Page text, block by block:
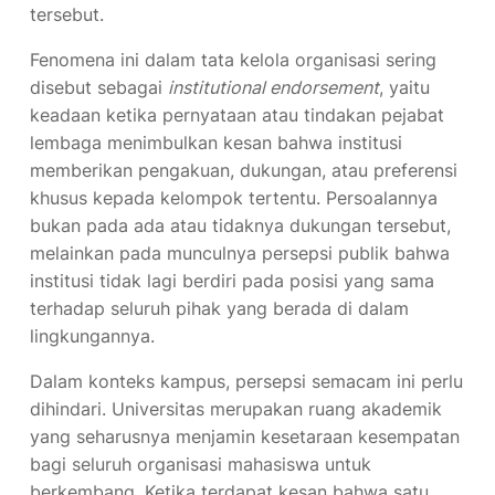
disebut sebagaiinstitutional endorsement , yaitu
keadaan ketika pernyataan atau tindakan pejabat
lembaga menimbulkan kesan bahwa institusi
memberikan pengakuan, dukungan, atau preferensi
khusus kepada kelompok tertentu. Persoalannya
bukan pada ada atau tidaknya dukungan tersebut,
melainkan pada munculnya persepsi publik bahwa
institusi tidak lagi berdiri pada posisi yang sama
terhadap seluruh pihak yang berada di dalam
lingkungannya.
dihindari. Universitas merupakan ruang akademik
yang seharusnya menjamin kesetaraan kesempatan
bagi seluruh organisasi mahasiswa untuk
berkembang. Ketika terdapat kesan bahwa satu